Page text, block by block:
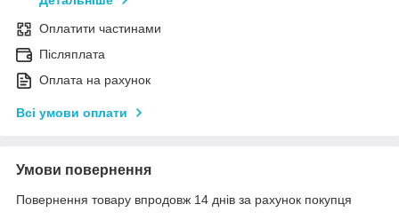
Оплатити частинами
Післяплата
Оплата на рахунок
Всі умови оплати
Умови повернення
Повернення товару впродовж 14 днів за рахунок покупця